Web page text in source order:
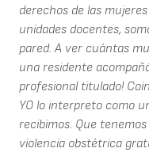
derechos de las
unidades docentes,
pared. A ver cuántas
una residente
profesional titulado!
YO lo interpreto como
recibimos. Que
violencia obstétrica